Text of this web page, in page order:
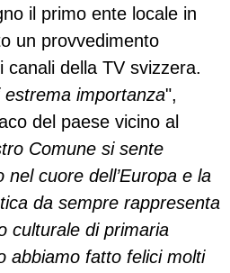
il primo ente locale in
un provvedimento
della TV svizzera.
importanza",
del paese vicino al
Comune si sente
cuore dell’Europa e la
da sempre rappresenta
culturale di primaria
abbiamo fatto felici molti